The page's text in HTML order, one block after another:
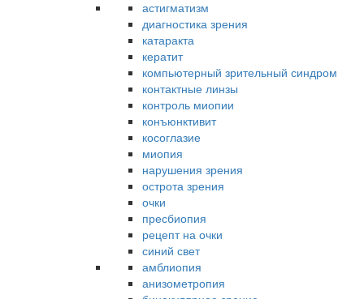
астигматизм
диагностика зрения
катаракта
кератит
компьютерный зрительный синдром
контактные линзы
контроль миопии
конъюнктивит
косоглазие
миопия
нарушения зрения
острота зрения
очки
пресбиопия
рецепт на очки
синий свет
амблиопия
анизометропия